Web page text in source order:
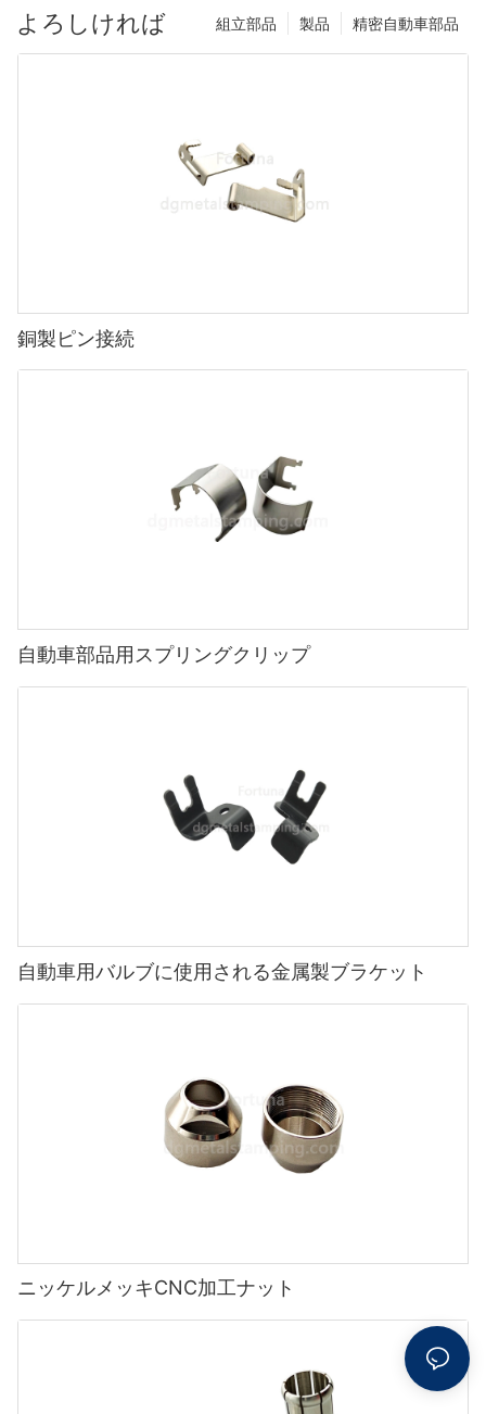
よろしければ 精密自動車部品
製品
組立部品
銅製ピン接続
自動車部品用スプリングクリップ
自動車用バルブに使用される金属製ブラケット
ニッケルメッキCNC加工ナット